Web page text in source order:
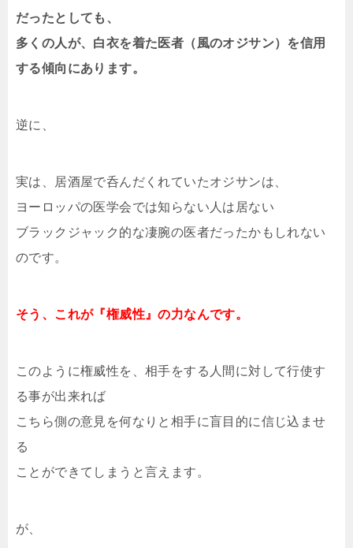
だったとしても、
多くの人が、白衣を着た医者（風のオジサン）を信用
する傾向にあります。
逆に、
実は、居酒屋で呑んだくれていたオジサンは、
ヨーロッパの医学会では知らない人は居ない
ブラックジャック的な凄腕の医者だったかもしれない
のです。
そう、これが『権威性』の力なんです。
このように権威性を、相手をする人間に対して行使す
る事が出来れば
こちら側の意見を何なりと相手に盲目的に信じ込ませ
る
ことができてしまうと言えます。
が、